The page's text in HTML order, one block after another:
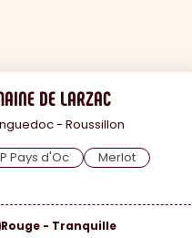
DE LARZAC
- Roussillon
Pays d'Oc
Merlot
Rouge - Tranquille